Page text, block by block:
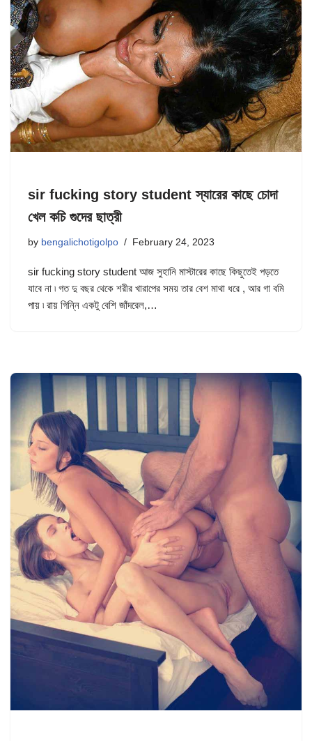
sir fucking story student স্যারের কাছে চোদা
খেল কচি গুদের ছাত্রী
by bengalichotigolpo February 24, 2023
sir fucking story student আজ সুহানি মাস্টারের কাছে কিছুতেই পড়তে
যাবে না ৷ গত দু বছর থেকে শরীর খারাপের সময় তার বেশ মাথা ধরে , আর গা বমি
পায় ৷ রায় গিন্নি একটু বেশি জাঁদরেল,…